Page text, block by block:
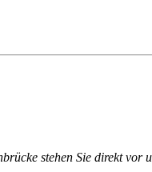
stehen Sie direkt vor